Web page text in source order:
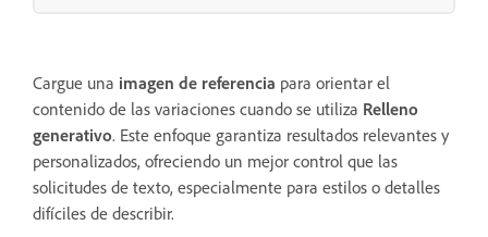
Cargue una imagen de referencia para orientar el
contenido de las variaciones cuando se utiliza Relleno
generativo. Este enfoque garantiza resultados relevantes y
personalizados, ofreciendo un mejor control que las
solicitudes de texto, especialmente para estilos o detalles
difíciles de describir.